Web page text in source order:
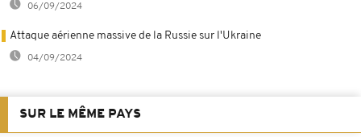
06/09/2024
Attaque aérienne massive de la Russie sur l'Ukraine
04/09/2024
SUR LE MÊME PAYS